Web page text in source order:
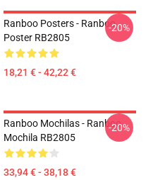
Ranboo Posters - Ranboo
Poster RB2805
18,21 € - 42,22 €
-20%
Ranboo Mochilas - Ranboo
Mochila RB2805
33,94 € - 38,18 €
-20%